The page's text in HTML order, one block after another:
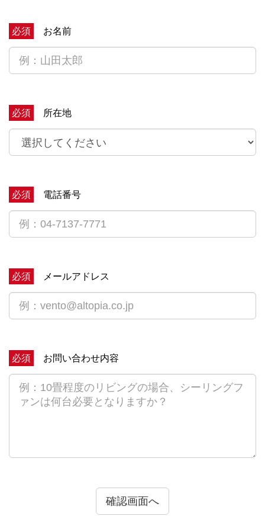
必須 お名前
必須 所在地
必須 電話番号
必須 メールアドレス
必須 お問い合わせ内容
確認画面へ